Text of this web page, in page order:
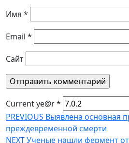
Имя *
Email *
Сайт
Current ye@r*
Навигация
по
PREVIOUS Предыдущая
запись:
Выявлена основная
преждевременной смерти
NEXTСледующая
Ученые нашли фермент